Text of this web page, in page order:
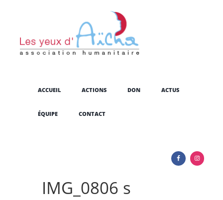
ACCUEIL ACTIONS DON ACTUS
ÉQUIPE CONTACT
IMG_0806 s